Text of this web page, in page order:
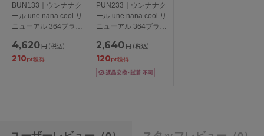
BUN133｜ウンナナク
ール une nana cool リ
ニューアル 364ブラ
ブラ S/M/L/LL
4,620 円 (税込)
210pt獲得
PUN233｜ウンナナク
ール une nana cool リ
ニューアル 364ブラ
ーツ M/L
2,640 円 (税込)
120pt獲得